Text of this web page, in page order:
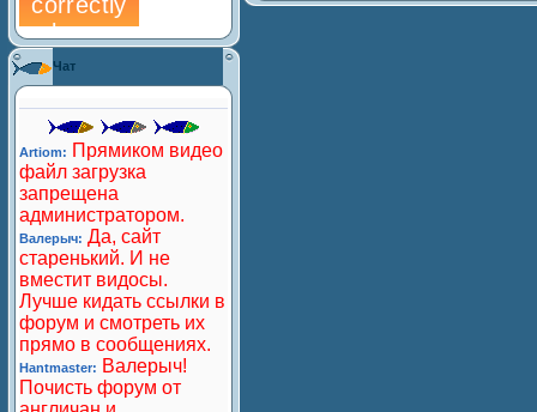
Чат